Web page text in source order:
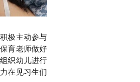
极主动参与
育老师做好
织幼儿进行
在见习生们